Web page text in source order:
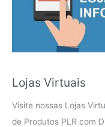
Lojas Virtuais
Visite nossas Lojas
de Produtos PLR com